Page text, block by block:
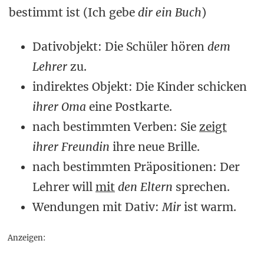
bestimmt ist (Ich gebe dir ein Buch)
Dativobjekt: Die Schüler hören dem
Lehrer zu.
indirektes Objekt: Die Kinder schicken
ihrer Oma eine Postkarte.
nach bestimmten Verben: Sie zeigt
ihrer Freundin ihre neue Brille.
nach bestimmten Präpositionen: Der
Lehrer will mit den Eltern sprechen.
Wendungen mit Dativ:Mir ist warm.
Anzeigen: